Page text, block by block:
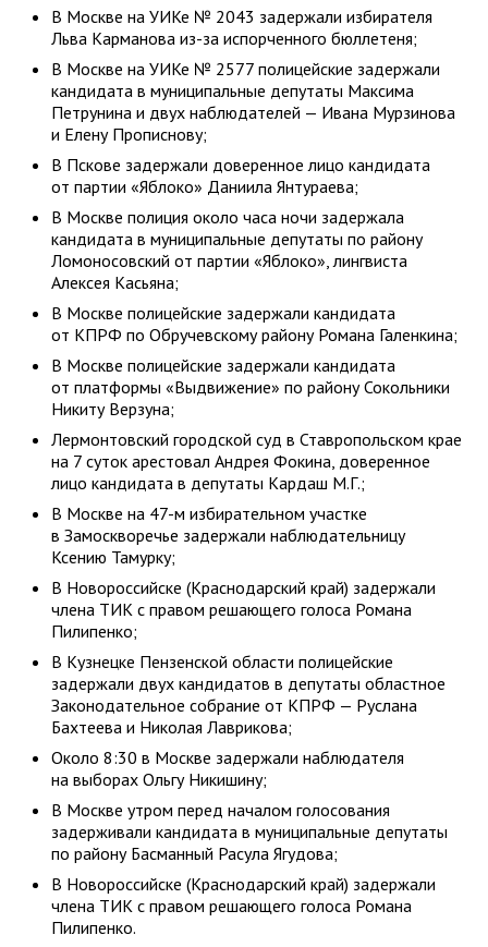
В Москве на УИКе № 2043 задержали избирателя
Льва Карманова из-за испорченного бюллетеня;
В Москве на УИКе № 2577 полицейские задержали
кандидата в муниципальные депутаты Максима
Петрунина и двух наблюдателей — Ивана Мурзинова
и Елену Прописнову;
В Пскове задержали доверенное лицо кандидата
от партии «Яблоко» Даниила Янтураева;
В Москве полиция около часа ночи задержала
кандидата в муниципальные депутаты по району
Ломоносовский от партии «Яблоко», лингвиста
Алексея Касьяна;
В Москве полицейские задержали кандидата
от КПРФ по Обручевскому району Романа Галенкина;
В Москве полицейские задержали кандидата
от платформы «Выдвижение» по району Сокольники
Никиту Верзуна;
Лермонтовский городской суд в Ставропольском крае
на 7 суток арестовал Андрея Фокина, доверенное
лицо кандидата в депутаты Кардаш М.Г.;
В Москве на 47-м избирательном участке
в Замоскворечье задержали наблюдательницу
Ксению Тамурку;
В Новороссийске (Краснодарский край) задержали
члена ТИК с правом решающего голоса Романа
Пилипенко;
В Кузнецке Пензенской области полицейские
задержали двух кандидатов в депутаты областное
Законодательное собрание от КПРФ — Руслана
Бахтеева и Николая Лаврикова;
Около 8:30 в Москве задержали наблюдателя
на выборах Ольгу Никишину;
В Москве утром перед началом голосования
задерживали кандидата в муниципальные депутаты
по району Басманный Расула Ягудова;
В Новороссийске (Краснодарский край) задержали
члена ТИК с правом решающего голоса Романа
Пилипенко.